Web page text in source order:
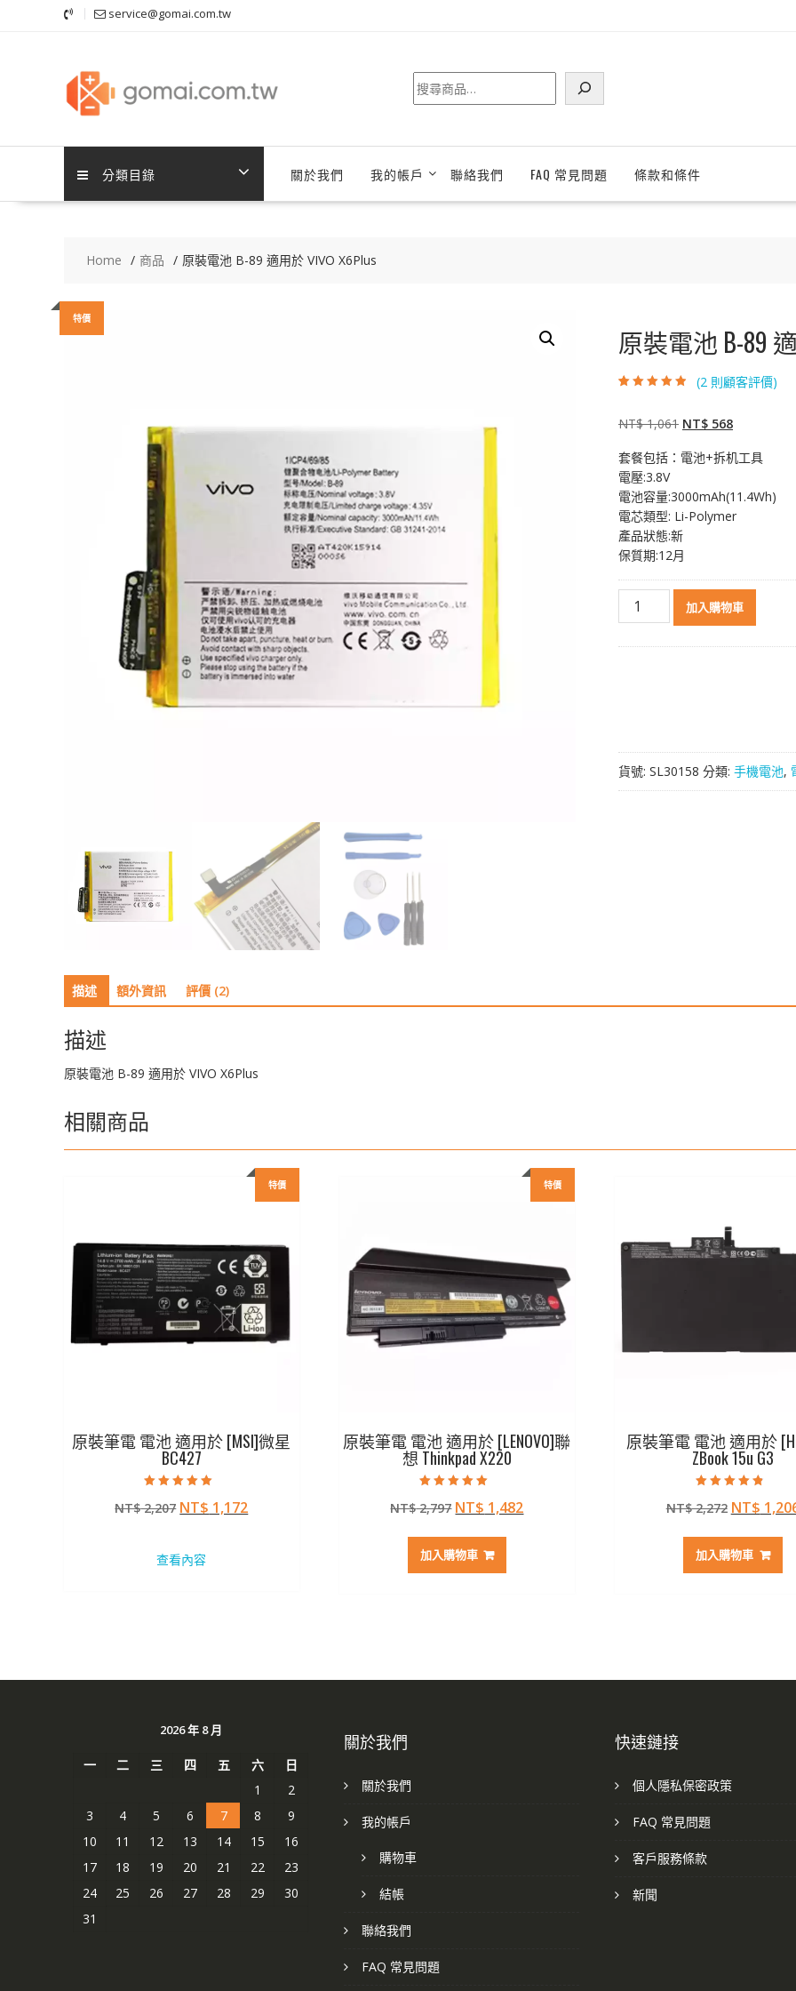
service@gomai.com.tw
搜
尋
分類目錄 關於我們 我的帳戶 聯絡我們 FAQ 常見問題 條款和條件
Home 商品 原裝電池 B-89 適用於 VIVO X6Plus
特價
原裝電池 B-89
客進行評分
(2 則顧客評價)
NT$1,061 原
價
NT$ 1,061。
NT$ 568目
價
NT$ 568。
套餐包括：電池+拆机工具
電壓:3.8V
電池容量:3000mAh(11.4Wh)
電芯類型: Li-Polymer
產品狀態:新
保質期:12月
於
VIVO
X6Plus
加入購物車
貨號: SL30158 分類: 手機電池,
描述 額外資訊 評價 (2)
描述
原裝電池 B-89 適用於 VIVO X6Plus
相關商品
特價
原裝筆電 電池 適用於 [MSI]微星
BC427
5.00
滿分 5
NT$2,207 原
格：
NT$ 1,172目
查看內容
特價
原裝筆電 電池 適用於 [LENOVO]聯
想 Thinkpad X220
5.00
滿分 5
NT$2,797 原
價
格：
NT$ 1,482目
加入購物車
原裝筆電 電池 適用於
ZBook 15u G3
4.50
滿分 5
NT$2,272 原
價
格：
NT$
加入購物車
2026 年 8 月
一 二 三 四 五 六
日
1
2
3
4 5 6 7 8
9
10
11 12 13 14 15
16
17
18 19 20 21 22
23
24
25 26 27 28 29
30
31
關於我們
關於我們
我的帳戶
購物車
結帳
聯絡我們
FAQ 常見問題
快速鏈接
個人隱私保密政策
FAQ 常見問題
客戶服務條款
新聞